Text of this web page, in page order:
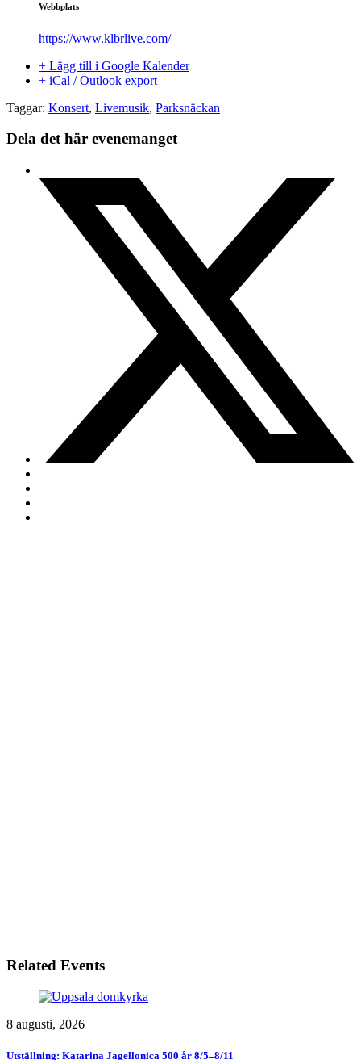
Webbplats
https://www.klbrlive.com/
+ Lägg till i Google Kalender
+ iCal / Outlook export
Taggar: Konsert, Livemusik, Parksnäckan
Dela det här evenemanget
Related Events
8 augusti, 2026
Utställning: Katarina Jagellonica 500 år 8/5–8/11